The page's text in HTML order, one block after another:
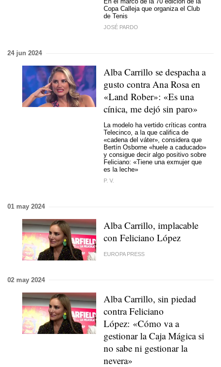
Copa Calleja que organiza el Club
de Tenis
JOSÉ PARDO
24 jun 2024
Alba Carrillo se despacha a
gusto contra Ana Rosa en
«Land Rober»: «Es una
cínica, me dejó sin paro»
La modelo ha vertido críticas contra
Telecinco, a la que califica de
«cadena del váter», considera que
Bertín Osborne «huele a caducado»
y consigue decir algo positivo sobre
Feliciano: «Tiene una exmujer que
es la leche»
P. V.
01 may 2024
Alba Carrillo, implacable
con Feliciano López
EUROPA PRESS
02 may 2024
Alba Carrillo, sin piedad
contra Feliciano
López: «Cómo va a
gestionar la Caja Mágica si
no sabe ni gestionar la
nevera»